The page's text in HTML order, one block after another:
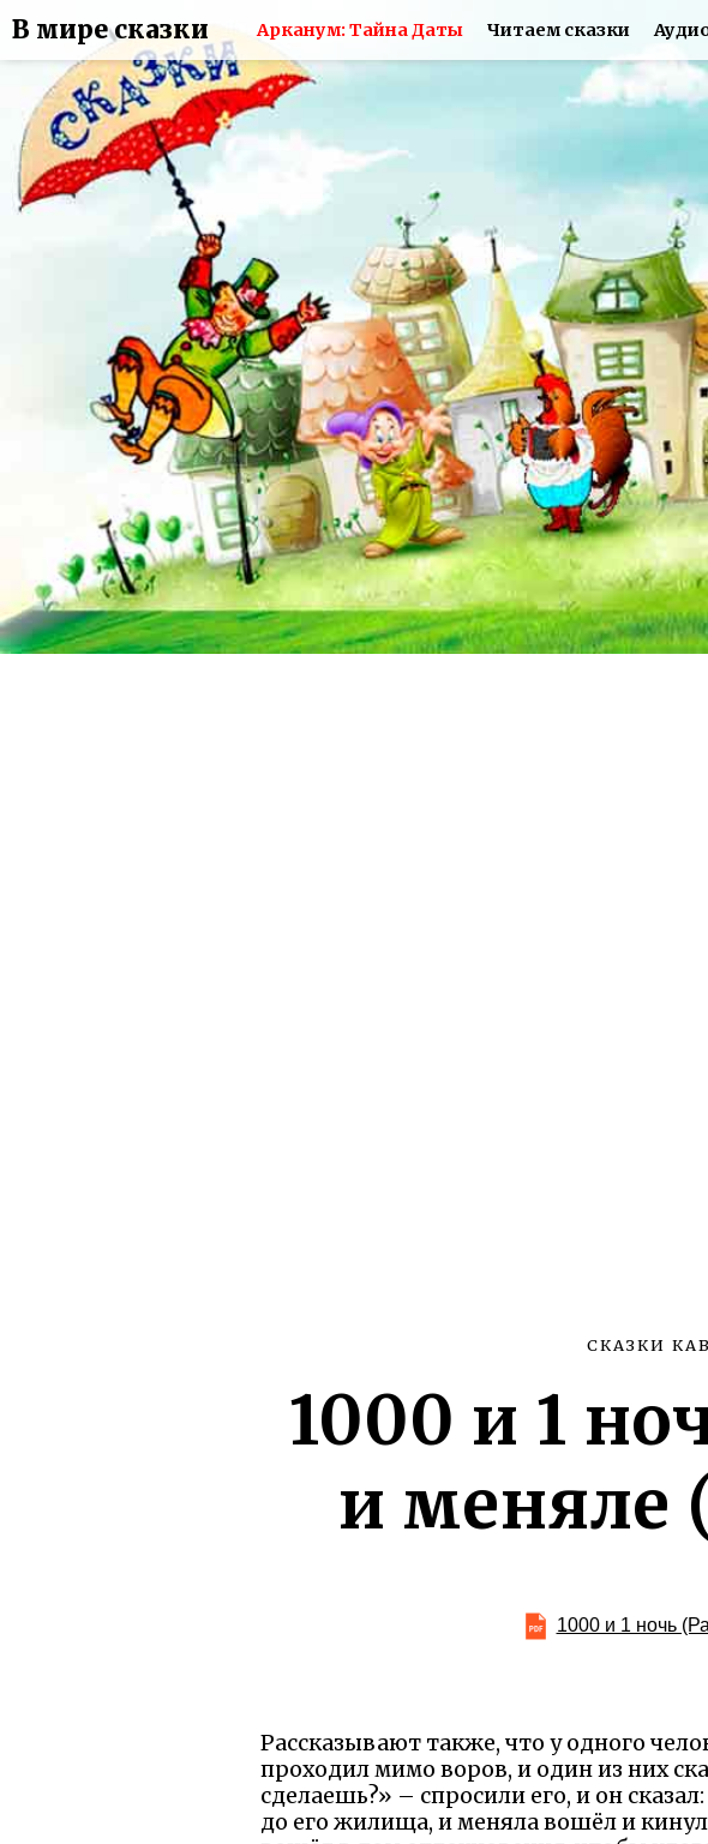
В мире сказки Арканум: Тайна Даты Читаем сказки
СКАЗКИ
1000 и 1
и меняле
1000 и 1 ночь
Рассказывают также, что у одного
проходил мимо воров, и один из них
сделаешь?» – спросили его, и он
до его жилища, и меняла вошёл и